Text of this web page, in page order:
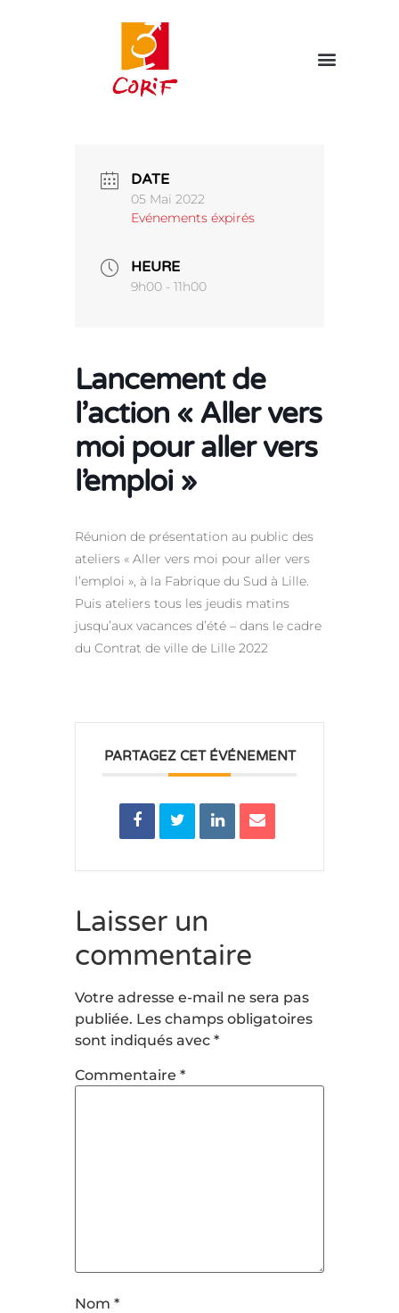
DATE
05 Mai 2022
Evénements éxpirés
HEURE
9h00 - 11h00
Lancement de
l’action « Aller vers
moi pour aller vers
l’emploi »
Réunion de présentation au public des
ateliers « Aller vers moi pour aller vers
l’emploi », à la Fabrique du Sud à Lille.
Puis ateliers tous les jeudis matins
jusqu’aux vacances d’été – dans le cadre
du Contrat de ville de Lille 2022
PARTAGEZ CET ÉVÉNEMENT
Laisser un
commentaire
Votre adresse e-mail ne sera pas
publiée. Les champs obligatoires
sont indiqués avec *
Commentaire *
Nom *